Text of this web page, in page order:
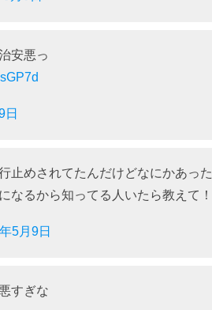
安悪っ
日
止めされてたんだけどなにかあった
なるから知ってる人いたら教えて！
5月9日
すぎな